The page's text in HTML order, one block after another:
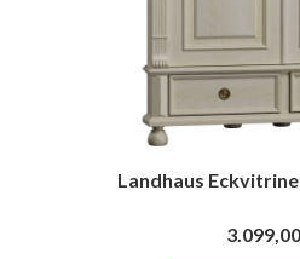
Landhaus